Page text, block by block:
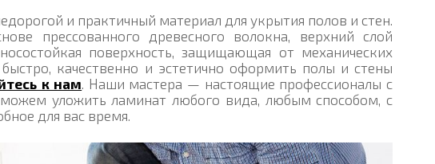
и практичный материал для укрытия полов и стен.
прессованного древесного волокна, верхний слой
поверхность, защищающая от механических
качественно и эстетично оформить полы и стены
к нам. Наши мастера — настоящие профессионалы с
уложить ламинат любого вида, любым способом, с
для вас время.